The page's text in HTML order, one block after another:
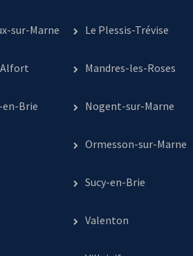
sur-Marne Le Plessis-Trévise
Mandres-les-Roses
Brie Nogent-sur-Marne
Ormesson-sur-Marne
Sucy-en-Brie
Valenton